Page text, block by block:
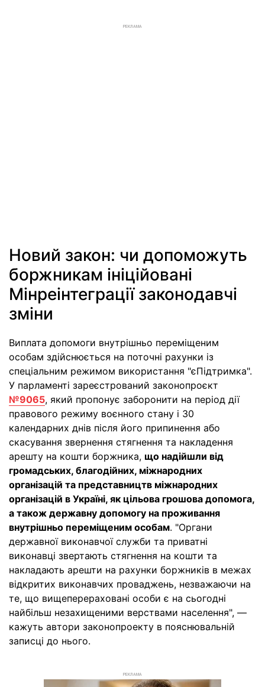
РЕКЛАМА
Новий закон: чи допоможуть
боржникам ініційовані
Мінреінтеграції законодавчі
зміни
Виплата допомоги внутрішньо переміщеним
особам здійснюється на поточні рахунки із
спеціальним режимом використання "єПідтримка".
У парламенті зареєстрований законопроєкт
№9065, який пропонує заборонити на період дії
правового режиму воєнного стану і 30
календарних днів після його припинення або
скасування звернення стягнення та накладення
арешту на кошти боржника, що надійшли від
громадських, благодійних, міжнародних
організацій та представництв міжнародних
організацій в Україні, як цільова грошова допомога,
а також державну допомогу на проживання
внутрішньо переміщеним особам. "Органи
державної виконавчої служби та приватні
виконавці звертають стягнення на кошти та
накладають арешти на рахунки боржників в межах
відкритих виконавчих проваджень, незважаючи на
те, що вищеперераховані особи є на сьогодні
найбільш незахищеними верствами населення", —
кажуть автори законопроекту в пояснювальній
записці до нього.
РЕКЛАМА